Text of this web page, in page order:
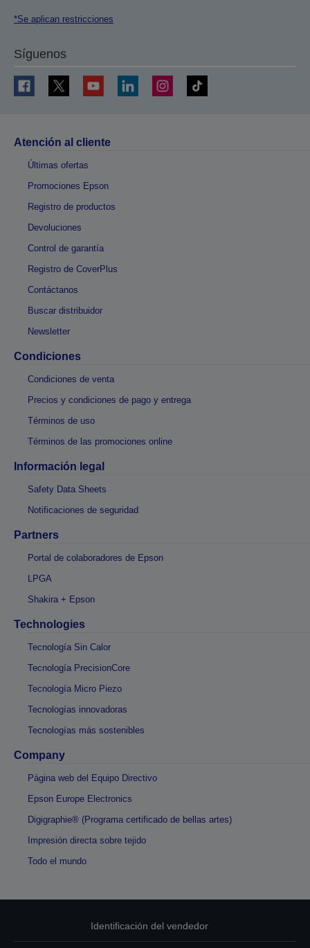
*Se aplican restricciones
Síguenos
Atención al cliente
Últimas ofertas
Promociones Epson
Registro de productos
Devoluciones
Control de garantía
Registro de CoverPlus
Contáctanos
Buscar distribuidor
Newsletter
Condiciones
Condiciones de venta
Precios y condiciones de pago y entrega
Términos de uso
Términos de las promociones online
Información legal
Safety Data Sheets
Notificaciones de seguridad
Partners
Portal de colaboradores de Epson
LPGA
Shakira + Epson
Technologies
Tecnología Sin Calor
Tecnología PrecisionCore
Tecnología Micro Piezo
Tecnologías innovadoras
Tecnologías más sostenibles
Company
Página web del Equipo Directivo
Epson Europe Electronics
Digigraphie® (Programa certificado de bellas artes)
Impresión directa sobre tejido
Todo el mundo
Identificación del vendedor